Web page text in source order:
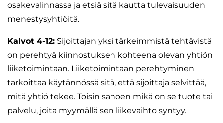
osakevalinnassa ja etsiä sitä kautta tulevaisuuden
menestysyhtiöitä.
Kalvot 4-12: Sijoittajan yksi tärkeimmistä tehtävistä
on perehtyä kiinnostuksen kohteena olevan yhtiön
liiketoimintaan. Liiketoimintaan perehtyminen
tarkoittaa käytännössä sitä, että sijoittaja selvittää,
mitä yhtiö tekee. Toisin sanoen mikä on se tuote tai
palvelu, joita myymällä sen liikevaihto syntyy.